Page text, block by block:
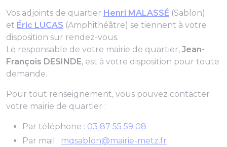
Vos adjoints de quartier Henri MALASSÉ (Sablon)
et Éric LUCAS (Amphithéâtre) se tiennent à votre
disposition sur rendez-vous.
Le responsable de votre mairie de quartier, Jean-
François DESINDE, est à votre disposition pour toute
demande.
Pour tout renseignement, vous pouvez contacter
votre mairie de quartier :
Par téléphone : 03 87 55 59 08
Par mail : mqsablon@mairie-metz.fr